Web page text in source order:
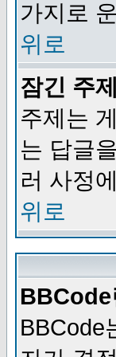
가지로
위로
잠긴 주
주제는
는 답글
러 사정
위로
BBCode
BBCode